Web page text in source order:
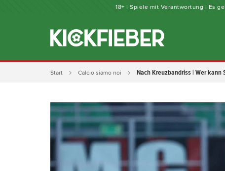
18+ | Spiele mit Verantwortung | Es
Start Calcio siamo noi Nach Kreuzbandriss | Wer kann